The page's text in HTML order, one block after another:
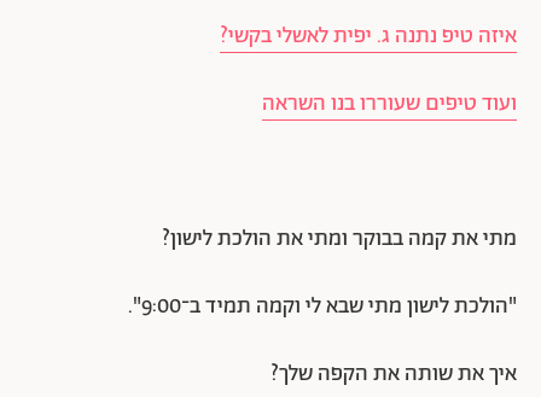
איזה טיפ נתנה ג. יפית לאשלי בקשי?
ועוד טיפים שעוררו בנו השראה
מתי את קמה בבוקר ומתי את הולכת לישון?
"הולכת לישון מתי שבא לי וקמה תמיד ב־9:00".
איך את שותה את הקפה שלך?